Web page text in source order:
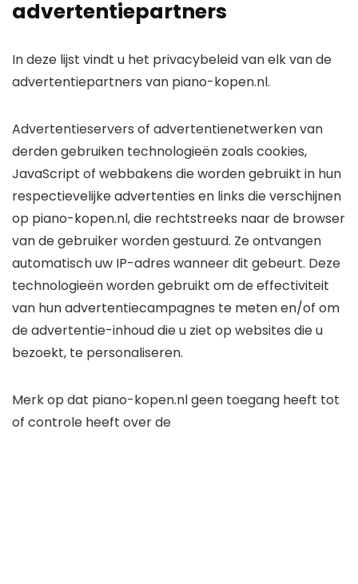
advertentiepartners
In deze lijst vindt u het privacybeleid van elk van de
advertentiepartners van piano-kopen.nl.
Advertentieservers of advertentienetwerken van
derden gebruiken technologieën zoals cookies,
JavaScript of webbakens die worden gebruikt in hun
respectievelijke advertenties en links die verschijnen
op piano-kopen.nl, die rechtstreeks naar de browser
van de gebruiker worden gestuurd. Ze ontvangen
automatisch uw IP-adres wanneer dit gebeurt. Deze
technologieën worden gebruikt om de effectiviteit
van hun advertentiecampagnes te meten en/of om
de advertentie-inhoud die u ziet op websites die u
bezoekt, te personaliseren.
Merk op dat piano-kopen.nl geen toegang heeft tot
of controle heeft over de